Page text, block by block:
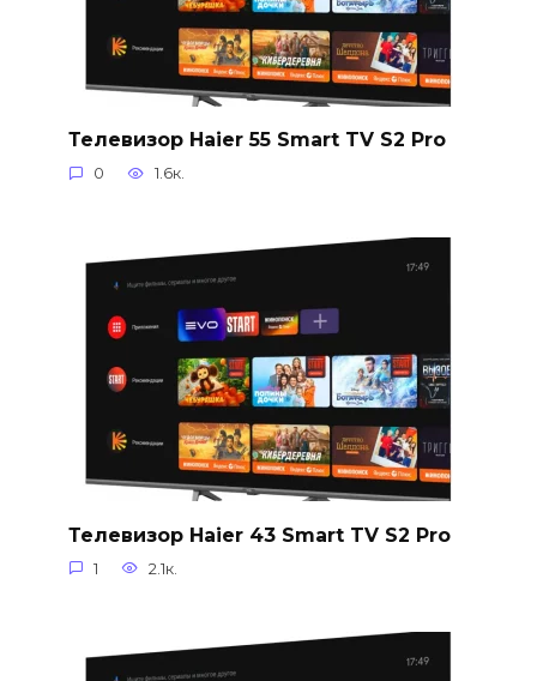
Телевизор Haier 55 Smart TV S2 Pro
0 1.6к.
Телевизор Haier 43 Smart TV S2 Pro
1 2.1к.